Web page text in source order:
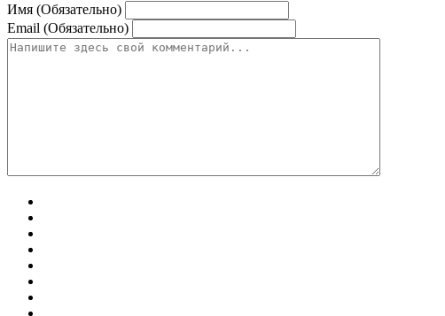
Имя (Обязательно)
Email (Обязательно)